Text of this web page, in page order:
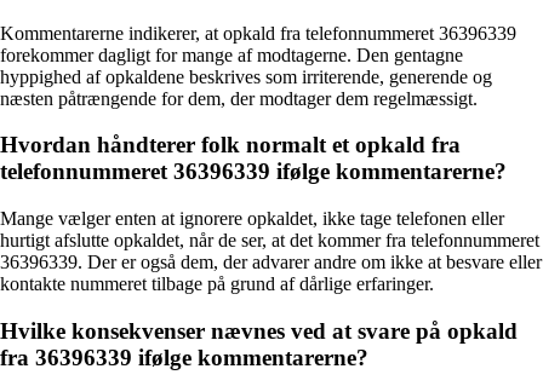
Kommentarerne indikerer, at opkald fra telefonnummeret 36396339
forekommer dagligt for mange af modtagerne. Den gentagne
hyppighed af opkaldene beskrives som irriterende, generende og
næsten påtrængende for dem, der modtager dem regelmæssigt.
Hvordan håndterer folk normalt et opkald fra
telefonnummeret 36396339 ifølge kommentarerne?
Mange vælger enten at ignorere opkaldet, ikke tage telefonen eller
hurtigt afslutte opkaldet, når de ser, at det kommer fra telefonnummeret
36396339. Der er også dem, der advarer andre om ikke at besvare eller
kontakte nummeret tilbage på grund af dårlige erfaringer.
Hvilke konsekvenser nævnes ved at svare på opkald
fra 36396339 ifølge kommentarerne?